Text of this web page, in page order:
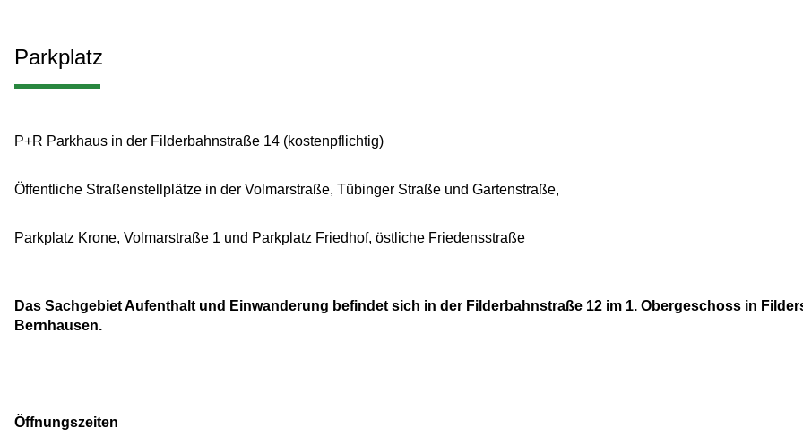
Parkplatz
P+R Parkhaus in der Filderbahnstraße 14 (kostenpflichtig)
Öffentliche Straßenstellplätze in der Volmarstraße, Tübinger Straße und Gartenstraße,
Parkplatz Krone, Volmarstraße 1 und Parkplatz Friedhof, östliche Friedensstraße
Das Sachgebiet Aufenthalt und Einwanderung befindet sich in der Filderbahnstraße 12 im 1. Obergeschoss in
Bernhausen.
Öffnungszeiten